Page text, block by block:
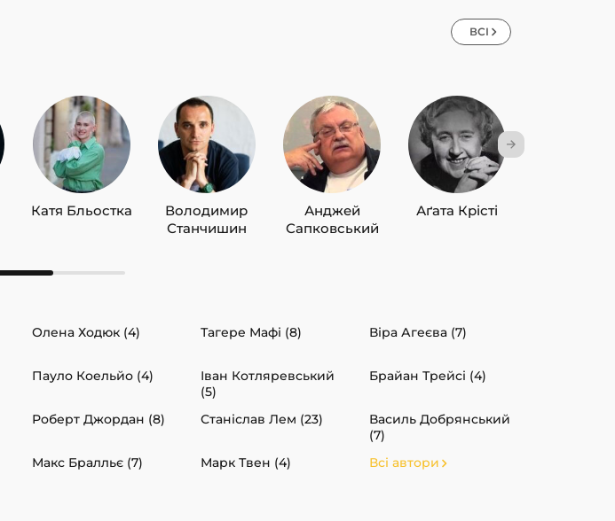
ВСІ
Катя Бльостка
Володимир
Станчишин
Анджей
Сапковський
Аґата Крісті
Олена Ходюк (4) Тагере Мафі (8) Віра Агеєва (7)
Пауло Коельйо (4)
Іван Котляревський
(5)
Брайан Трейсі (4)
Роберт Джордан (8) Станіслав Лем (23)
Василь Добрянський
(7)
Макс Бралльє (7) Марк Твен (4) Всі автори